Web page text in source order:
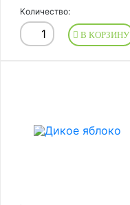
Количество:
В КОРЗИНУ